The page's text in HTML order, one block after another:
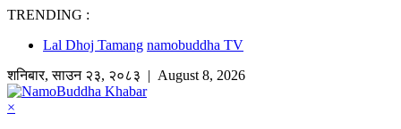
TRENDING :
Lal Dhoj Tamang namobuddha TV
शनिबार,साउन २३, २०८३ | August 8, 2026
×